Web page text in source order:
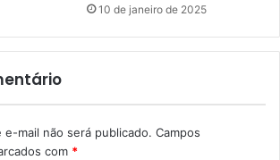
10 de janeiro de 2025
mail não será publicado. Campos
com *